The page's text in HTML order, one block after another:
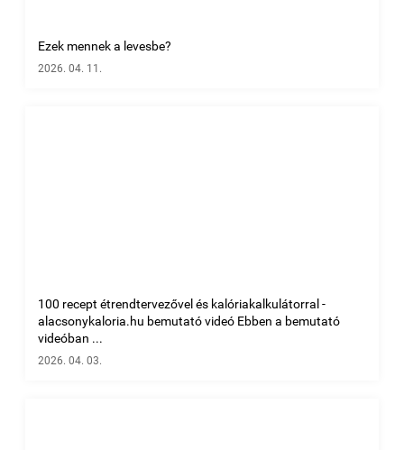
Ezek mennek a levesbe?
2026. 04. 11.
100 recept étrendtervezővel és kalóriakalkulátorral -
alacsonykaloria.hu bemutató videó Ebben a bemutató
videóban ...
2026. 04. 03.